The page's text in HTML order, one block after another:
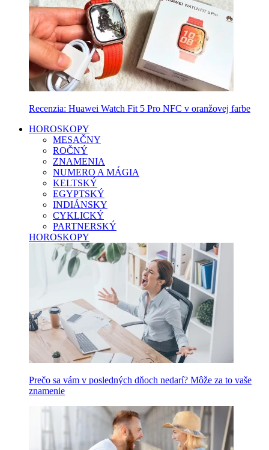
Recenzia: Huawei Watch Fit 5 Pro NFC v oranžovej farbe
HOROSKOPY
MESAČNY
ROČNÝ
ZNAMENIA
NUMERO A MÁGIA
KELTSKÝ
EGYPTSKÝ
INDIÁNSKY
CYKLICKÝ
PARTNERSKÝ
HOROSKOPY
Prečo sa vám v posledných dňoch nedarí? Môže za to vaše
znamenie